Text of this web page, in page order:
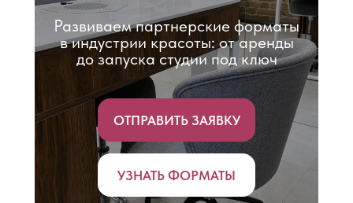
Развиваем партнерские форматы
в индустрии красоты: от аренды
до запуска студии под ключ
ОТПРАВИТЬ ЗАЯВКУ
УЗНАТЬ ФОРМАТЫ